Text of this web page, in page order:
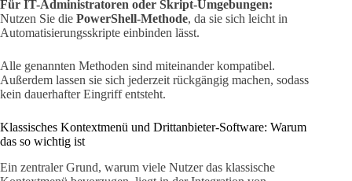
Für IT-Administratoren oder Skript-Umgebungen:
Nutzen Sie die PowerShell-Methode, da sie sich leicht in
Automatisierungsskripte einbinden lässt.
Alle genannten Methoden sind miteinander kompatibel.
Außerdem lassen sie sich jederzeit rückgängig machen, sodass
kein dauerhafter Eingriff entsteht.
Klassisches Kontextmenü und Drittanbieter-Software: Warum
das so wichtig ist
Ein zentraler Grund, warum viele Nutzer das klassische